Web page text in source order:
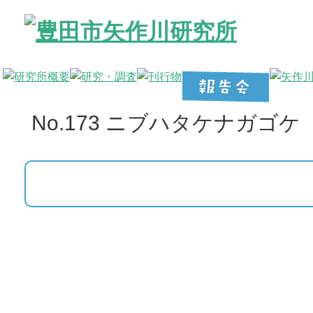
No.173 ニブハタケナガゴケ